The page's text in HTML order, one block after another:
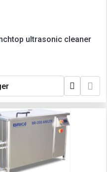
ultrasonic cleaner